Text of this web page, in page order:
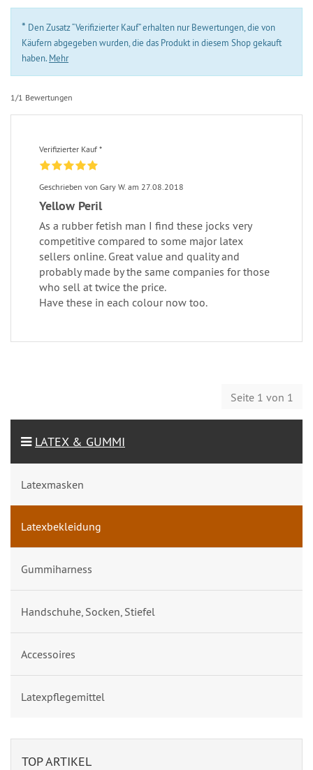
* Den Zusatz “Verifizierter Kauf” erhalten nur Bewertungen, die von
Käufern abgegeben wurden, die das Produkt in diesem Shop gekauft
haben. Mehr
1/1 Bewertungen
Verifizierter Kauf *
Geschrieben von Gary W. am 27.08.2018
Yellow Peril
As a rubber fetish man I find these jocks very
competitive compared to some major latex
sellers online. Great value and quality and
probably made by the same companies for those
who sell at twice the price.
Have these in each colour now too.
Seite 1 von 1
LATEX & GUMMI
Latexmasken
Latexbekleidung
Gummiharness
Handschuhe, Socken, Stiefel
Accessoires
Latexpflegemittel
TOP ARTIKEL